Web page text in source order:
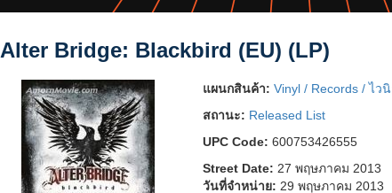
Alter Bridge: Blackbird (EU) (LP)
แผนกสินค้า: Vinyl / Records / ไว
สถานะ: Released List
UPC Code: 600753426555
Street Date: 27 พฤษภาคม 2013
วันที่จำหน่าย: 29 พฤษภาคม 2013